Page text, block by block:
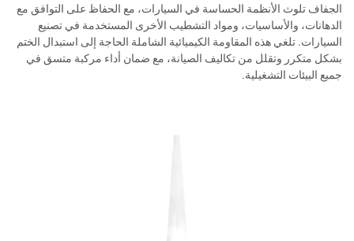
الجفاف تلوث الأنظمة الحساسة في السيارات، مع الحفاظ على التوافق مع
الدهانات، والأساسيات، ومواد التشطيب الأخرى المستخدمة في تصنيع
السيارات. تلغي هذه المقاومة الكيميائية الشاملة الحاجة إلى استبدال الختم
بشكل متكرر وتقلل من تكاليف الصيانة، مع ضمان أداء مركبة متسق في
جميع البيئات التشغيلية.